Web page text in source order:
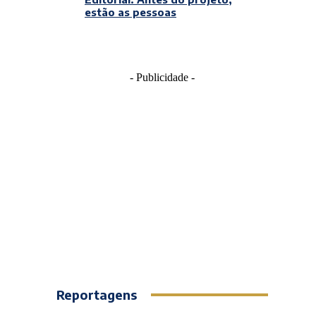
estão as pessoas
- Publicidade -
Reportagens